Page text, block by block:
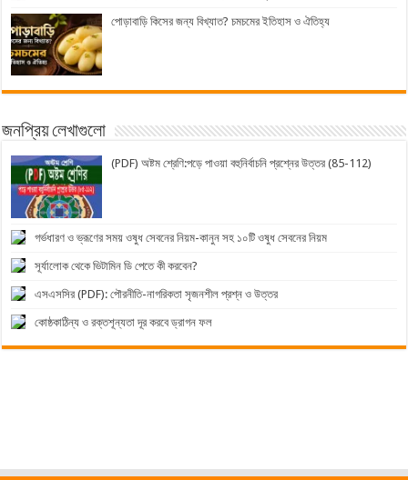
পোড়াবাড়ি কিসের জন্য বিখ্যাত? চমচমের ইতিহাস ও ঐতিহ্য
জনপ্রিয় লেখাগুলো
(PDF) অষ্টম শ্রেণি:পড়ে পাওয়া বহুনির্বাচনি প্রশ্নের উত্তর (85-112)
গর্ভধারণ ও ভ্রূণের সময় ওষুধ সেবনের নিয়ম-কানুন সহ ১০টি ওষুধ সেবনের নিয়ম
সূর্যালোক থেকে ভিটামিন ডি পেতে কী করবেন?
এসএসসির (PDF): পৌরনীতি-নাগরিকতা সৃজনশীল প্রশ্ন ও উত্তর
কোষ্ঠকাঠিন্য ও রক্তশূন্যতা দূর করবে ড্রাগন ফল